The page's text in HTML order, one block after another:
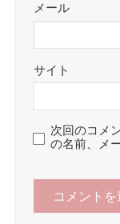
メール
サイト
次回のコメ
の名前、メ